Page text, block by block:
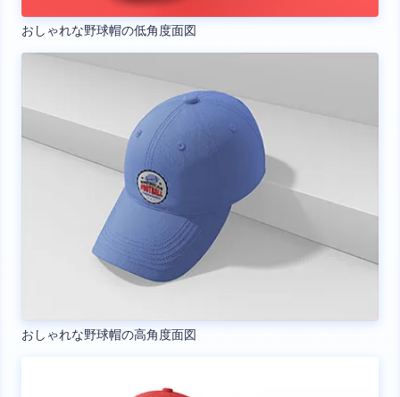
おしゃれな野球帽の低角度面図
おしゃれな野球帽の高角度面図